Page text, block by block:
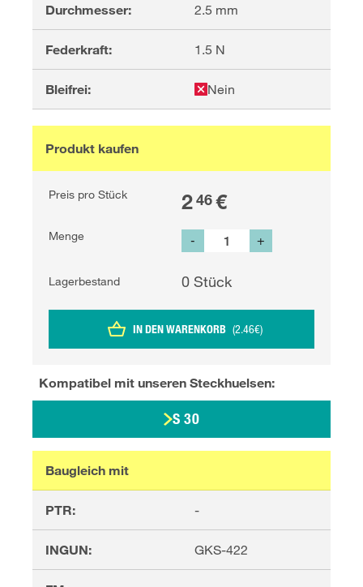
Durchmesser: 2.5 mm
Federkraft: 1.5 N
Bleifrei: Nein
Produkt kaufen
Preis pro Stück 246€
Menge - +
Lagerbestand 0 Stück
IN DEN WARENKORB (2.46€)
Kompatibel mit unseren Steckhuelsen:
S 30
Baugleich mit
PTR: -
INGUN: GKS-422